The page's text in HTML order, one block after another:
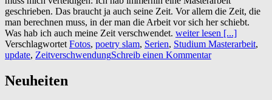
geschrieben. Das braucht ja auch seine Zeit. Vor allem die Zeit, die
man berechnen muss, in der man die Arbeit vor sich her schiebt.
Was hab ich auch meine Zeit verschwendet. weiter lesen [...]
Verschlagwortet Fotos, poetry slam, Serien, Studium Masterarbeit,
update, ZeitverschwendungSchreib einen Kommentar
Neuheiten